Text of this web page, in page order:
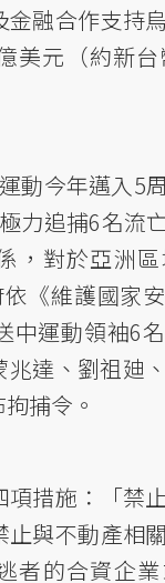
金融合作支持
美元（約新
動今年邁入5
力追捕6名流
，對於亞洲
《維護國家
中運動領袖6
達、劉祖廸
捕令。
項措施：「禁
與不動產相
者的合資企